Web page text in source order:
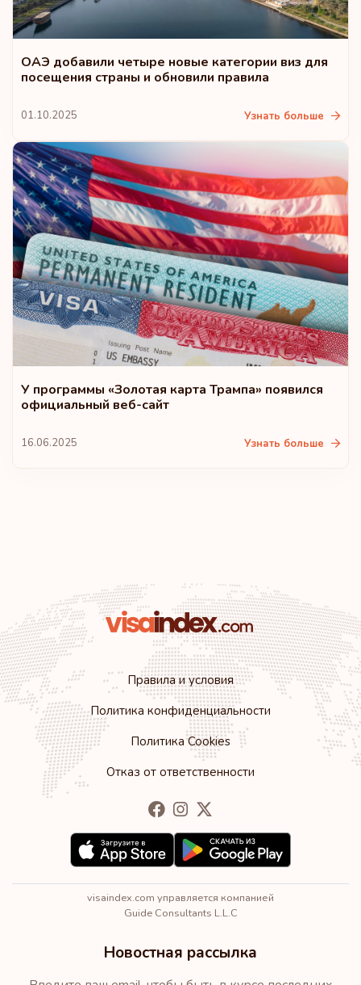
Объединенные Арабские Эмираты
Рейтинг: 9 Направления:184
Латвия
Лихтенштейн
Малайзия
Новая Зеландия
Рейтинг: 10 Направления:183
Австралия
Хорватия
Исландия
Монако
Рейтинг: 12 Направления:179
Румыния
Рейтинг: 13 Направления: 178
Болгария
Рейтинг: 14
Гонконг
Направления:
ОАЭ добавили четыре новые категории виз для
посещения страны и обновили правила
01.10.2025 Узнать больше
У программы «Золотая карта Трампа» появился
официальный веб-сайт
16.06.2025 Узнать больше
Правила и условия
Политика конфиденциальности
Политика Cookies
Отказ от ответственности
visaindex.com управляется компанией
Guide Consultants L.L.C
Новостная рассылка